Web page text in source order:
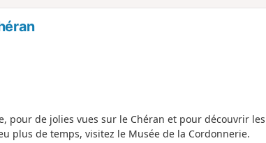
pour de jolies vues sur le Chéran et pour découvrir les
plus de temps, visitez le Musée de la Cordonnerie.